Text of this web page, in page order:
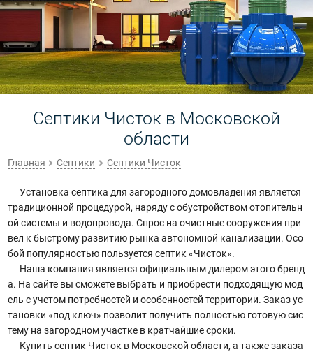
Септики Чисток в Московской
области
Главная Септики Септики Чисток
Установка септика для загородного домовладения является
традиционной процедурой, наряду с обустройством отопительн
ой системы и водопровода. Спрос на очистные сооружения при
вел к быстрому развитию рынка автономной канализации. Осо
бой популярностью пользуется септик «Чисток».
Наша компания является официальным дилером этого бренд
а. На сайте вы сможете выбрать и приобрести подходящую мод
ель с учетом потребностей и особенностей территории. Заказ ус
тановки «под ключ» позволит получить полностью готовую сис
тему на загородном участке в кратчайшие сроки.
Купить септик Чисток в Московской области, а также заказа